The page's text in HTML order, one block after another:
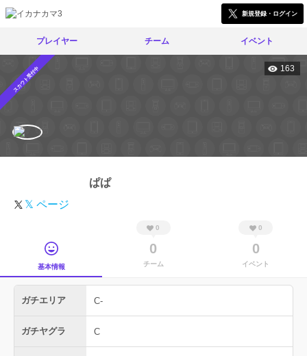
新規登録・ログイン
プレイヤー チーム イベント
スカウト受付中 163
ぱぱ
𝕏 ページ
基本情報
0
0
チーム
0
0
イベント
ガチエリア C-
ガチヤグラ C